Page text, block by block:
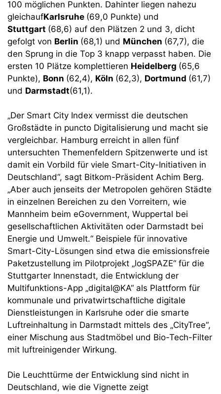
100 möglichen Punkten. Dahinter liegen nahezu
gleichaufKarlsruhe (69,0 Punkte) und
Stuttgart (68,6) auf den Plätzen 2 und 3, dicht
gefolgt von Berlin (68,1) und München (67,7), die
den Sprung in die Top 3 knapp verpasst haben. Die
ersten 10 Plätze komplettieren Heidelberg (65,6
Punkte), Bonn (62,4), Köln (62,3), Dortmund (61,7)
und Darmstadt(61,1).
„Der Smart City Index vermisst die deutschen
Großstädte in puncto Digitalisierung und macht sie
vergleichbar. Hamburg erreicht in allen fünf
untersuchten Themenfeldern Spitzenwerte und ist
damit ein Vorbild für viele Smart-City-Initiativen in
Deutschland“, sagt Bitkom-Präsident Achim Berg.
„Aber auch jenseits der Metropolen gehören Städte
in einzelnen Bereichen zu den Vorreitern, wie
Mannheim beim eGovernment, Wuppertal bei
gesellschaftlichen Aktivitäten oder Darmstadt bei
Energie und Umwelt.“ Beispiele für innovative
Smart-City-Lösungen sind etwa die emissionsfreie
Paketzustellung im Pilotprojekt „logSPAZE“ für die
Stuttgarter Innenstadt, die Entwicklung der
Multifunktions-App „digital@KA“ als Plattform für
kommunale und privatwirtschaftliche digitale
Dienstleistungen in Karlsruhe oder die smarte
Luftreinhaltung in Darmstadt mittels des „CityTree“,
einer Mischung aus Stadtmöbel und Bio-Tech-Filter
mit luftreinigender Wirkung.
Die Leuchttürme der Entwicklung sind nicht in
Deutschland, wie die Vignette zeigt